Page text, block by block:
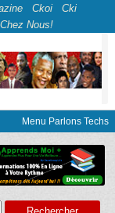
Ckoi
Cki
Nous!
Menu Parlons Techs